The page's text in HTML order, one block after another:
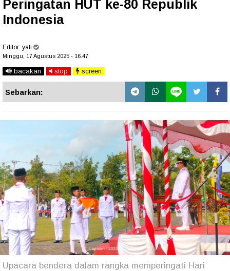
Peringatan HUT ke-80 Republik
Indonesia
Editor: yati
Minggu, 17 Agustus 2025 - 16.47
bacakan stop screen
Sebarkan:
Upacara bendera dalam rangka memperingati Hari